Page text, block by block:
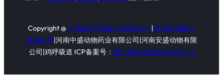
Copyright @ 河南益华动物药业有限公司|美兰生物股份
有限公司|河南中盛动物药业有限公司|河南安盛动物有限
公司|鸡呼吸道 ICP备案号： 黔ICP备2021008678号-12